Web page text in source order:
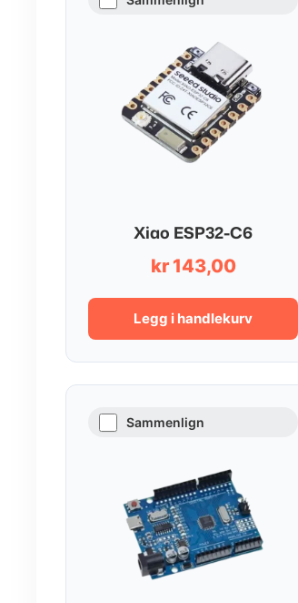
Xiao ESP32-C6
kr143,00
Legg i handlekurv
Sammenlign